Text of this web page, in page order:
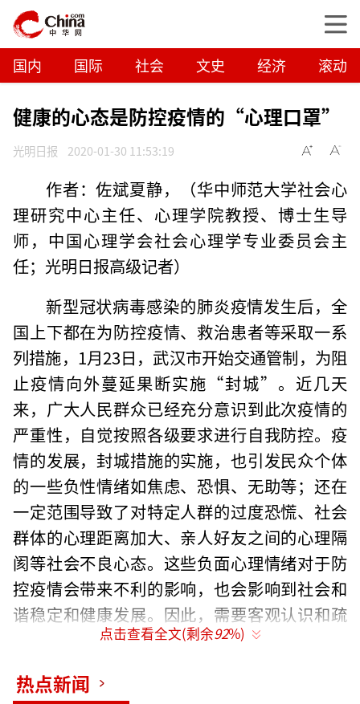
国内 国际 社会 文史 经济 滚动
健康的心态是防控疫情的“心理口罩”
光明日报 2020-01-30 11:53:19
作者：佐斌夏静，（华中师范大学社会心
理研究中心主任、心理学院教授、博士生导
师，中国心理学会社会心理学专业委员会主
任；光明日报高级记者）
新型冠状病毒感染的肺炎疫情发生后，全
国上下都在为防控疫情、救治患者等采取一系
列措施，1月23日，武汉市开始交通管制，为阻
止疫情向外蔓延果断实施“封城”。近几天
来，广大人民群众已经充分意识到此次疫情的
严重性，自觉按照各级要求进行自我防控。疫
情的发展，封城措施的实施，也引发民众个体
的一些负性情绪如焦虑、恐惧、无助等；还在
一定范围导致了对特定人群的过度恐慌、社会
群体的心理距离加大、亲人好友之间的心理隔
阂等社会不良心态。这些负面心理情绪对于防
控疫情会带来不利的影响，也会影响到社会和
谐稳定和健康发展。因此，需要客观认识和疏
导当前人们的不良情绪，认识和引导形成战胜
态。
点击查看全文(剩余92%)
热点新闻